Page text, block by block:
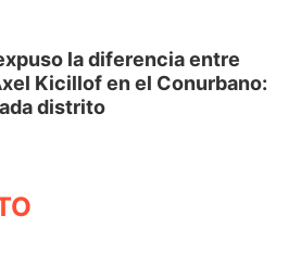
la diferencia entre
Kicillof en el Conurbano:
distrito